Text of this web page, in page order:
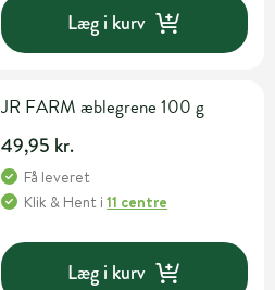
Læg i kurv
JR FARM æblegrene 100 g
49,95 kr.
Få leveret
Klik & Hent i11 centre
Læg i kurv